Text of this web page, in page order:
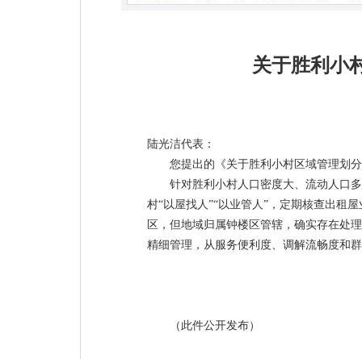
关于胜利小
陆光洁代表：
您提出的《关于胜利小村区域管理划
针对胜利小村人口密度大、流动人口
村“以屋找人”“以业管人”，定期核查出租
区，但地域归属钟楼区管辖，确实存在处
精细管理，从服务便利度、调解流畅度和
（此件公开发布）